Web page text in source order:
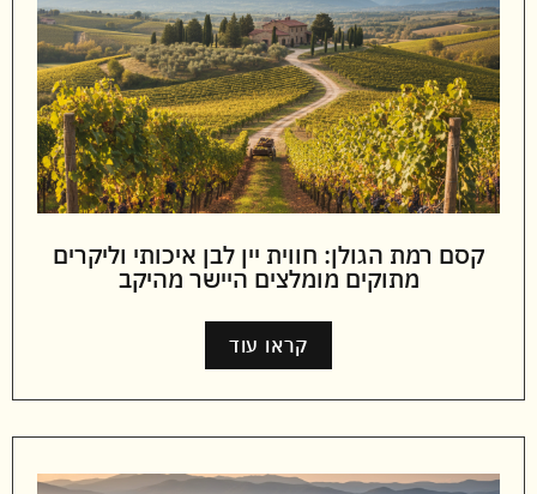
קסם רמת הגולן: חווית יין לבן איכותי וליקרים
מתוקים מומלצים היישר מהיקב
קראו עוד